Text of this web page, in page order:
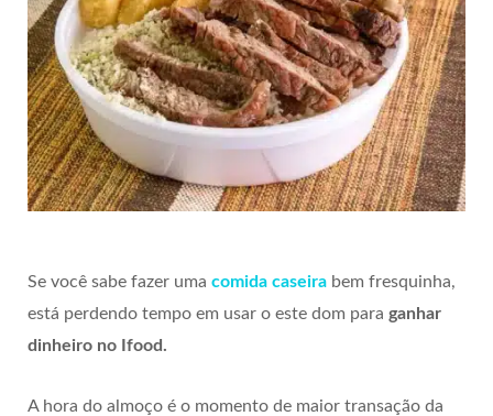
Se você sabe fazer uma comida caseira bem fresquinha,
está perdendo tempo em usar o este dom para ganhar
dinheiro no Ifood.
A hora do almoço é o momento de maior transação da